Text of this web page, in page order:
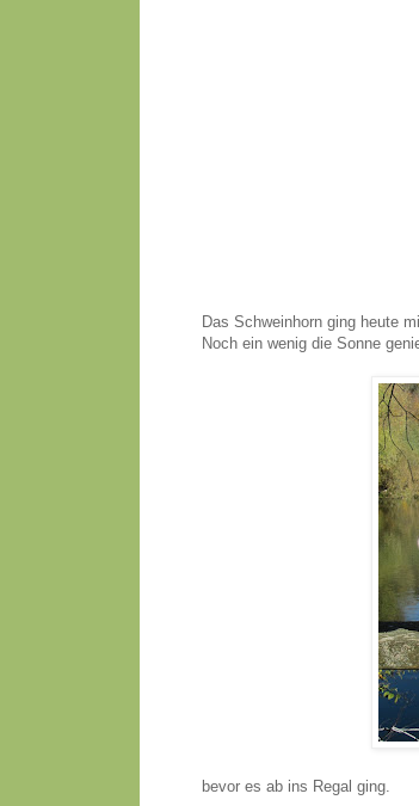
Das Schweinhorn ging heute
Noch ein wenig die Sonne
bevor es ab ins Regal ging.